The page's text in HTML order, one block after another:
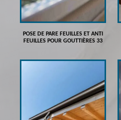
POSE DE PARE FEUILLES ET ANTI
FEUILLES POUR GOUTTIÈRES 33